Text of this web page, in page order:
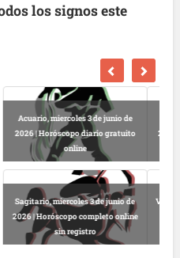
los signos este
Libra, miercoles 3 de junio de 2026
| Horóscopo gratis hoy y sin
registro
Cáncer, miercoles 3 de junio de
2026 | Predicciones astrológicas
online gratis